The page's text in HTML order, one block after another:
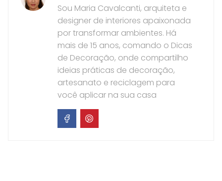
Sou Maria Cavalcanti, arquiteta e
designer de interiores apaixonada
por transformar ambientes. Há
mais de 15 anos, comando o Dicas
de Decoração, onde compartilho
ideias práticas de decoração,
artesanato e reciclagem para
você aplicar na sua casa